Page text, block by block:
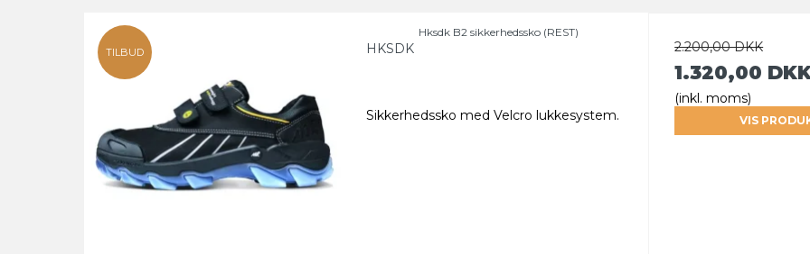
TILBUD
Hksdk B2 sikkerhedssko (REST)
HKSDK
Sikkerhedssko med Velcro lukkesystem.
2.200,00 DKK
1.320,00
(inkl. moms)
VIS